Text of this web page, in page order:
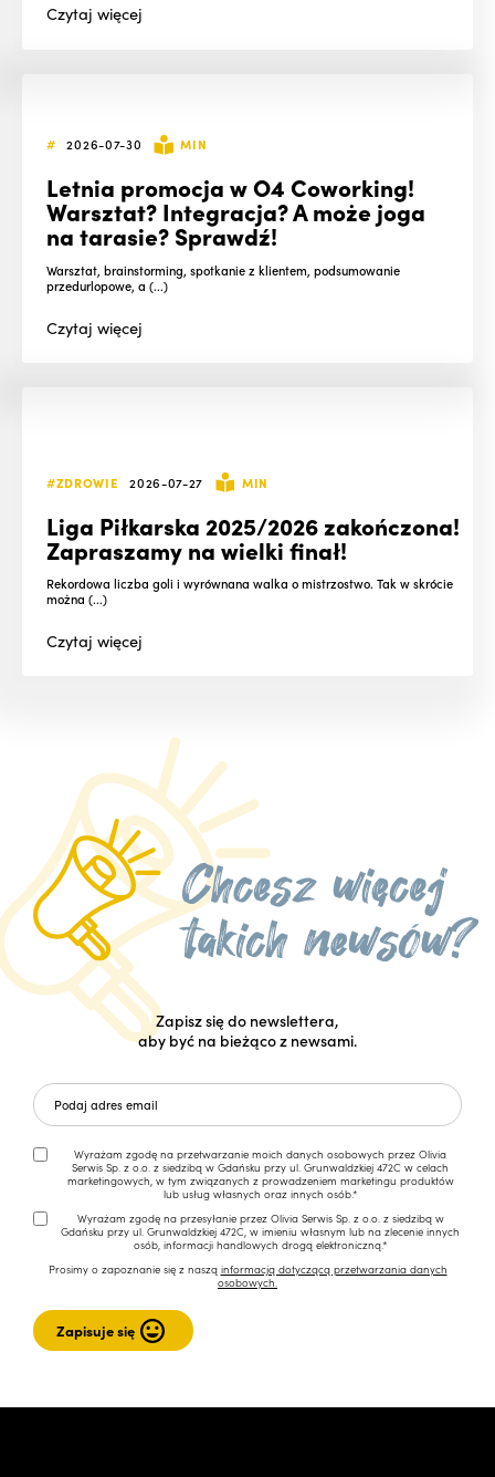
Czytajwięcej
# 2026-07-30 MIN
Letnia promocja w O4 Coworking!
Warsztat? Integracja? A może joga
na tarasie? Sprawdź!
Warsztat, brainstorming, spotkanie z klientem, podsumowanie
przedurlopowe, a (...)
Czytajwięcej
#ZDROWIE 2026-07-27 MIN
Liga Piłkarska 2025/2026 zakończona!
Zapraszamy na wielki finał!
Rekordowa liczba goli i wyrównana walka o mistrzostwo. Tak w skrócie
można (...)
Czytajwięcej
Zapisz się do newslettera,
aby być na bieżąco z newsami.
Wyrażam zgodę na przetwarzanie moich danych osobowych przez Olivia
Serwis Sp. z o.o. z siedzibą w Gdańsku przy ul. Grunwaldzkiej 472C w celach
marketingowych, w tym związanych z prowadzeniem marketingu produktów
lub usług własnych oraz innych osób.*
Wyrażam zgodę na przesyłanie przez Olivia Serwis Sp. z o.o. z siedzibą w
Gdańsku przy ul. Grunwaldzkiej 472C, w imieniu własnym lub na zlecenie innych
osób, informacji handlowych drogą elektroniczną.*
Prosimy o zapoznanie się z naszą informacją dotyczącą przetwarzania danych
osobowych.